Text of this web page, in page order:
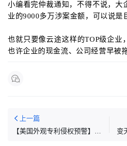
小编看完仲裁通知，不得不说，
业的9000多万涉案金额，可以说是
也就只要像云途这样的TOP级企
也许企业的现金流、公司经营早被
上一篇
【美国外观专利侵权预警】今
变